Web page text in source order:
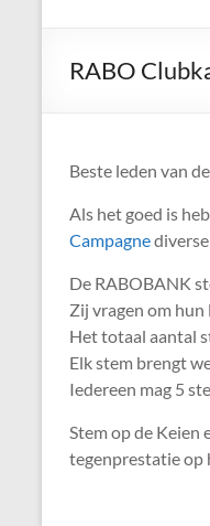
Keien
Keien
RABO
Beste leden van
Als het goed is
Campagne
De RABOBANK
Zij vragen om hun
Het totaal aantal
Elk stem brengt
Iedereen mag 5
Stem op de Keien
tegenprestatie op